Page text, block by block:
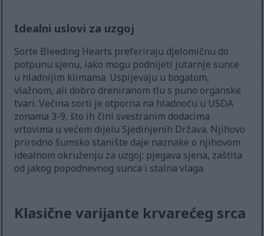
Idealni uslovi za uzgoj
Sorte Bleeding Hearts preferiraju djelomičnu do
potpunu sjenu, iako mogu podnijeti jutarnje sunce
u hladnijim klimama. Uspijevaju u bogatom,
vlažnom, ali dobro dreniranom tlu s puno organske
tvari. Većina sorti je otporna na hladnoću u USDA
zonama 3-9, što ih čini svestranim dodacima
vrtovima u većem dijelu Sjedinjenih Država. Njihovo
prirodno šumsko stanište daje naznake o njihovom
idealnom okruženju za uzgoj: pjegava sjena, zaštita
od jakog popodnevnog sunca i stalna vlaga.
Klasične varijante krvarećeg srca